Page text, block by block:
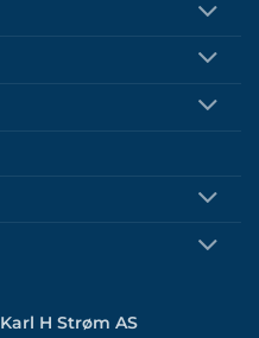
Karl H Strøm AS